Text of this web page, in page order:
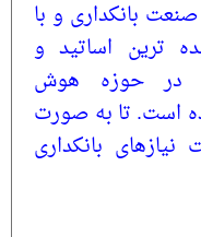
بانکداری و با
ترین اساتید و
در حوزه هوش
است. تا به صورت
بانکداری